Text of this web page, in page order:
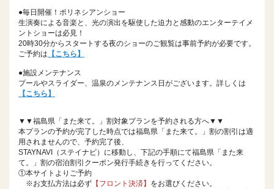
●毎日開催！ポリネシアンショー
生演奏による音楽と、光の演出を駆使した迫力と感動のエンターテイメ
ントショーは必見！
20時30分からスタートする夜のショーのご観覧は事前予約が必要です。
ご予約は 【こちら】
●施設メンテナンス
プールやスライダー、温泉のメンテナンス日がございます。詳しくは
【こちら】
▼▼福島県「また来て。」割対象プランを予約される方へ▼▼
本プランの予約が完了した時点では福島県「また来て。」割の割引は適
用されませんので、予約完了後、
STAYNAVI（ステイナビ）に移動し、下記の手順にて福島県「また来
て。」割の宿泊割引クーポン発行手続きを行ってください。
①本サイトよりご予約
※お支払方法は必ず 【フロント決済】 をお選びください。